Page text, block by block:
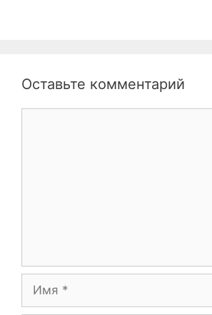
Оставьте комментарий